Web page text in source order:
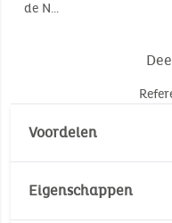
de N…
Voordelen
Eigenschappen